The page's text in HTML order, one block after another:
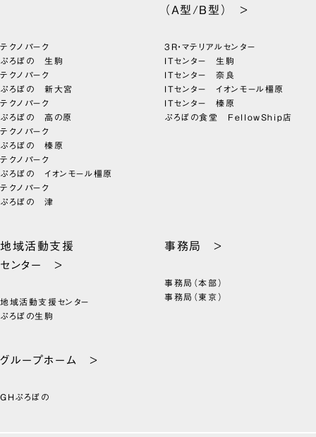
テクノパーク
ぷろぼの 生駒
テクノパーク
ぷろぼの 新大宮
テクノパーク
ぷろぼの 高の原
テクノパーク
ぷろぼの 榛原
テクノパーク
ぷろぼの イオンモール橿原
テクノパーク
ぷろぼの 津
（A型/B型） >
3R・マテリアルセンター
ITセンター 生駒
ITセンター 奈良
ITセンター イオンモール橿原
ITセンター 榛原
ぷろぼの食堂 FellowShip店
地域活動支援
センター >
地域活動支援センター
ぷろぼの生駒
事務局 >
事務局（本部）
事務局（東京）
グループホーム >
GHぷろぼの